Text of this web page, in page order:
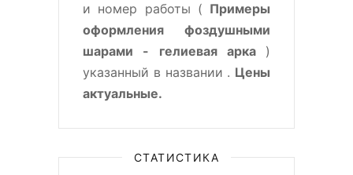
и номер работы ( Примеры
оформления фоздушными
шарами - гелиевая арка )
указанный в названии . Цены
актуальные.
СТАТИСТИКА